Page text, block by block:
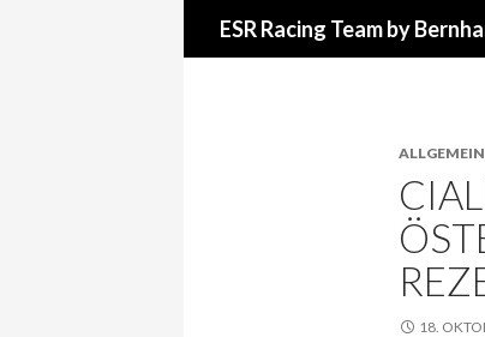
ESR Racing Team by
ALLGEMEIN
18.